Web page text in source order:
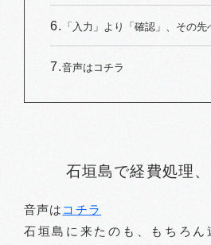
「入力」より「確認」、その先
音声はコチラ
石垣島で経費処理
音声は コチラ
石垣島に来たのも、もちろん